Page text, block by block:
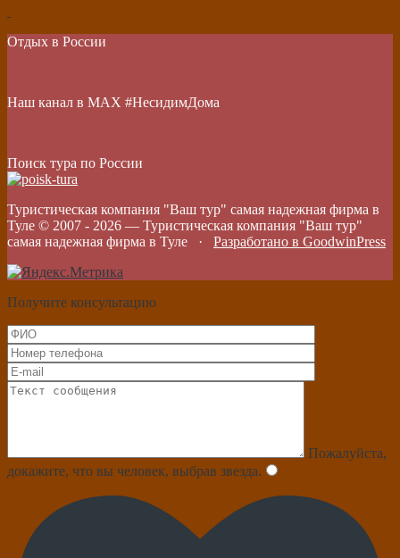
Отдых в России
Наш канал в МАХ #НесидимДома
Поиск тура по России
Туристическая компания "Ваш тур" самая надежная фирма в
Туле © 2007 - 2026 — Туристическая компания "Ваш тур"
самая надежная фирма в Туле · Разработано в GoodwinPress
Получите консультацию
Пожалуйста,
докажите, что вы человек, выбрав звезда.